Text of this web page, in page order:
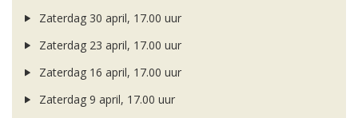
Zaterdag 30 april, 17.00 uur
Zaterdag 23 april, 17.00 uur
Zaterdag 16 april, 17.00 uur
Zaterdag 9 april, 17.00 uur